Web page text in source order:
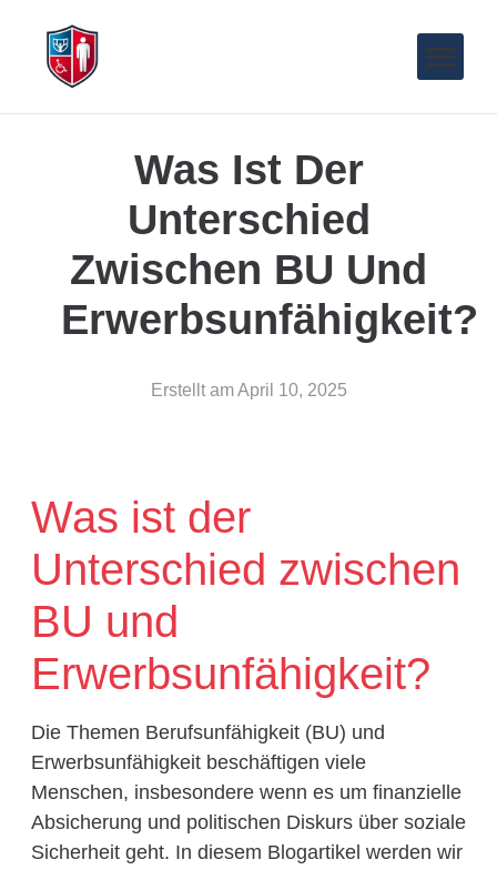
Was Ist Der
Unterschied
Zwischen BU Und
Erwerbsunfähigkeit?
Erstellt am April 10, 2025
Was ist der
Unterschied zwischen
BU und
Erwerbsunfähigkeit?
Die Themen Berufsunfähigkeit (BU) und
Erwerbsunfähigkeit beschäftigen viele
Menschen, insbesondere wenn es um finanzielle
Absicherung und politischen Diskurs über soziale
Sicherheit geht. In diesem Blogartikel werden wir